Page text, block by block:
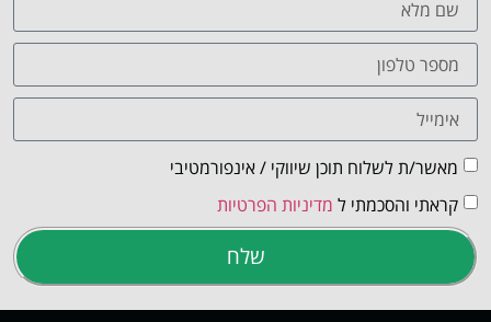
מאשר/ת לשלוח תוכן שיווקי / אינפורמטיבי
קראתי והסכמתי ל מדיניות הפרטיות
שלח